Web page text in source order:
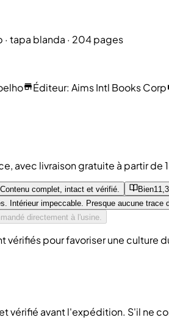
· tapa blanda · 204 pages
Éditeur: Aims Intl Books Corp
avec livraison gratuite à partir
complet, intact et vérifié. Bien
Intérieur impeccable. Presque aucune trace
directement à l'usine.
vérifiés pour favoriser une culture
avant l'expédition. S'il ne